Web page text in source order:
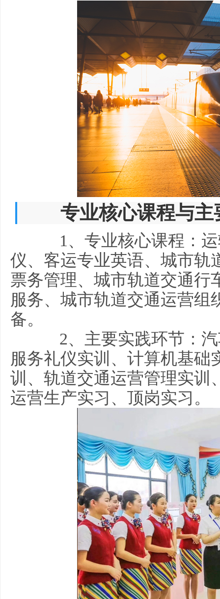
专业核心课程与主
1、专业核心课程：运
仪、客运专业英语、城市轨
票务管理、城市轨道交通行
服务、城市轨道交通运营组
备。
2、主要实践环节：汽
服务礼仪实训、计算机基础
训、轨道交通运营管理实训
运营生产实习、顶岗实习。